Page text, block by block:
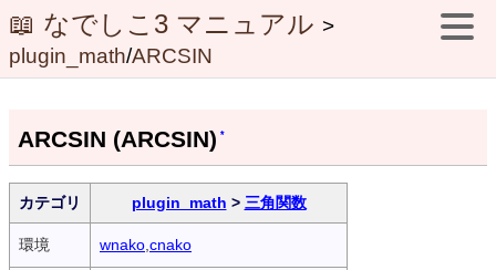
📖 なでしこ3 マニュアル >
plugin_math/ARCSIN
ARCSIN (ARCSIN) *
カテゴリ plugin_math > 三角関数
環境 wnako cnako